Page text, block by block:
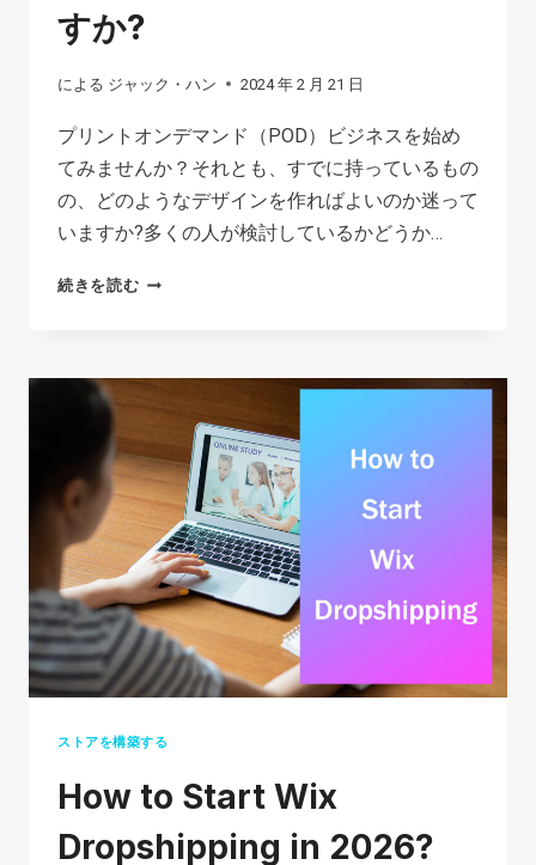
すか?
による ジャック・ハン 2024 年 2 月 21 日
プリントオンデマンド（POD）ビジネスを始め
てみませんか？それとも、すでに持っているもの
の、どのようなデザインを作ればよいのか迷って
いますか?多くの人が検討しているかどうか…
続きを読むオ
マ
ド
プ
リ
ン
ト
ス
ト
ア
用
の
料
ストアを構築する
How to Start Wix
Dropshipping in 2026?